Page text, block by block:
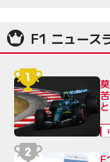
F1 ニュース